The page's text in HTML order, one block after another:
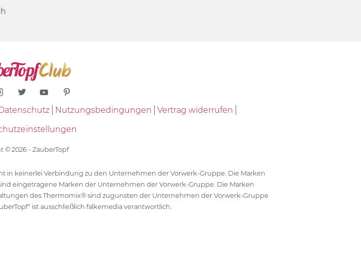
Nutzungsbedingungen
Vertrag widerrufen
© 2026 - ZauberTopf
in keinerlei Verbindung zu den Unternehmen der Vorwerk-Gruppe. Die Marken
eingetragene Marken der Unternehmen der Vorwerk-Gruppe. Die Marken
des Thermomix® sind zugunsten der Unternehmen der Vorwerk-Gruppe
ist ausschließlich falkemedia verantwortlich.